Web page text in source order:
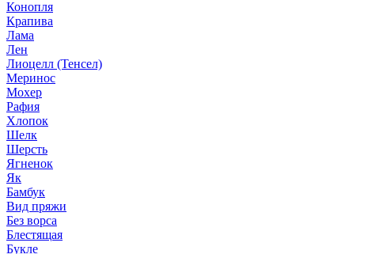
Конопля
Крапива
Лама
Лен
Лиоцелл (Тенсел)
Меринос
Мохер
Рафия
Хлопок
Шелк
Шерсть
Ягненок
Як
Бамбук
Вид пряжи
Без ворса
Блестящая
Букле